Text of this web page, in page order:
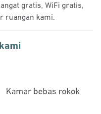
gratis, WiFi gratis,
ruangan kami.
Kamar bebas rokok